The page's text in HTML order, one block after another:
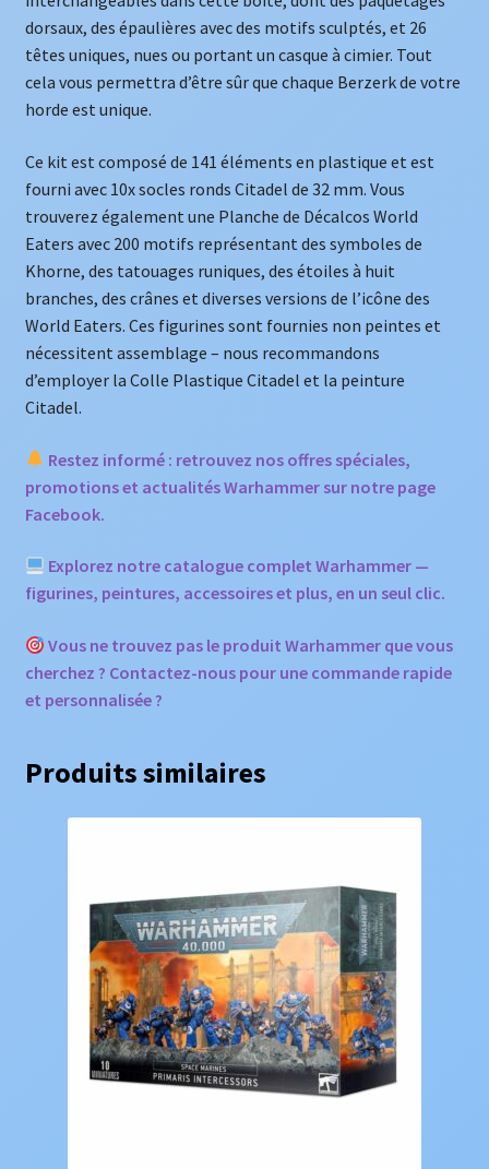
dorsaux, des épaulières avec des motifs sculptés, et 26
têtes uniques, nues ou portant un casque à cimier. Tout
cela vous permettra d’être sûr que chaque Berzerk de votre
horde est unique.
Ce kit est composé de 141 éléments en plastique et est
fourni avec 10x socles ronds Citadel de 32 mm. Vous
trouverez également une Planche de Décalcos World
Eaters avec 200 motifs représentant des symboles de
Khorne, des tatouages runiques, des étoiles à huit
branches, des crânes et diverses versions de l’icône des
World Eaters. Ces figurines sont fournies non peintes et
nécessitent assemblage – nous recommandons
d’employer la Colle Plastique Citadel et la peinture
Citadel.
Restez informé : retrouvez nos offres spéciales,
promotions et actualités Warhammer sur notre page
Facebook.
Explorez notre catalogue complet Warhammer —
figurines, peintures, accessoires et plus, en un seul clic.
Vous ne trouvez pas le produit Warhammer que vous
cherchez ? Contactez-nous pour une commande rapide
et personnalisée ?
Produits similaires